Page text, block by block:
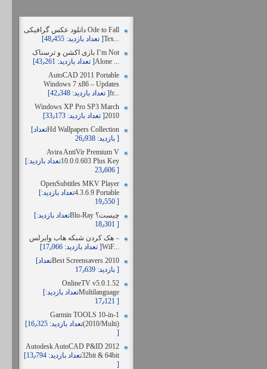
دانلود عکس گرافیکی Ode to Fall
Tex...[تعداد بازدید: 48٫455 ]
بازی اکشن و ترسناک I’m Not
Alone ...[تعداد بازدید: 43٫261 ]
AutoCAD 2011 Portable
Windows 7 x86 – Updates
fr...[تعداد بازدید: 42٫348 ]
Windows XP Pro SP3 March
2010[تعداد بازدید: 33٫173 ]
Hd Wallpapers Collection
[تعداد
بازدید: 26٫938 ]
Avira AntiVir Premium V
10.0.0.603 Plus Key
[تعداد بازدید:
23٫606 ]
OpenSubtitles MKV Player
4.3.6.9 Portable
[تعداد بازدید:
19٫550 ]
Blu-Ray چیست؟
[تعداد بازدید:
18٫301 ]
هک کردن شبکه هاب وایرلس –
WiF...[تعداد بازدید: 17٫966 ]
Best Screensavers 2010
[تعداد
بازدید: 17٫639 ]
OnlineTV v5.0.1.52
Multilanguage
[تعداد بازدید:
17٫121 ]
Garmin TOOLS 10-in-1
(2010/Multi)
[تعداد بازدید: 16٫325
]
Autodesk AutoCAD P&ID 2012
32bit & 64bit
[تعداد بازدید: 13٫794
]